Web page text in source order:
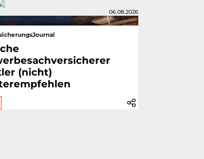
06.08.2026
(nicht)